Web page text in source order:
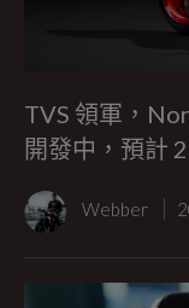
TVS 領軍，
開發中，預計
Webber